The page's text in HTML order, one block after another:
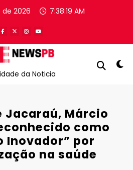
2026 7:38:19 AM
da Noticia
Jacaraú, Márcio
como
Inovador” por
na saúde